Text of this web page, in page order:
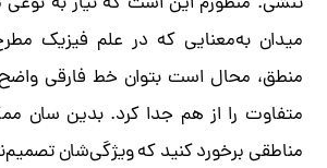
میدان به‌معنایی که در علم فیزیک
منطق، محال است بتوان خط فارقی
متفاوت را از هم جدا کرد. بدین سان
مناطقی برخورد کنید که ویژگی‌شان